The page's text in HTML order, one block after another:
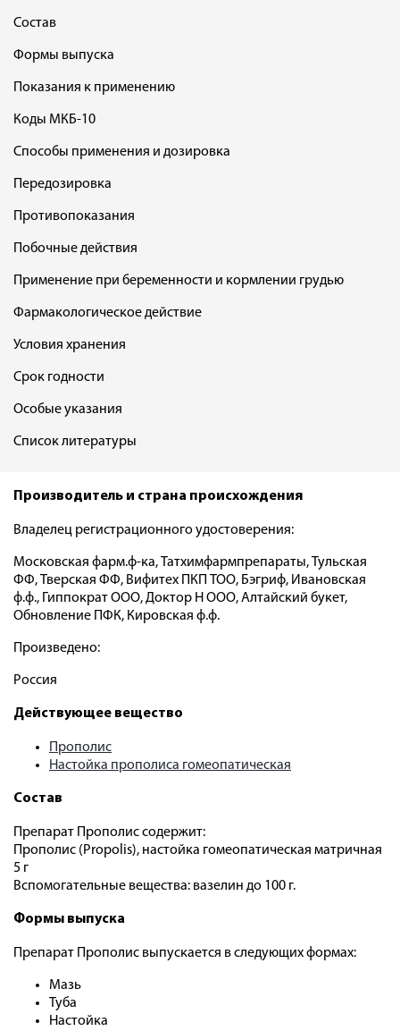
Состав
Формы выпуска
Показания к применению
Коды МКБ-10
Способы применения и дозировка
Передозировка
Противопоказания
Побочные действия
Применение при беременности и кормлении грудью
Фармакологическое действие
Условия хранения
Срок годности
Особые указания
Список литературы
Производитель и страна происхождения
Владелец регистрационного удостоверения:
Московская фарм.ф-ка, Татхимфармпрепараты, Тульская
ФФ, Тверская ФФ, Вифитех ПКП ТОО, Бэгриф, Ивановская
ф.ф., Гиппократ ООО, Доктор Н ООО, Алтайский букет,
Обновление ПФК, Кировская ф.ф.
Произведено:
Россия
Действующее вещество
Прополис
Настойка прополиса гомеопатическая
Состав
Препарат Прополис содержит:
Прополис (Propolis), настойка гомеопатическая матричная
5 г
Вспомогательные вещества: вазелин до 100 г.
Формы выпуска
Препарат Прополис выпускается в следующих формах:
Мазь
Туба
Настойка